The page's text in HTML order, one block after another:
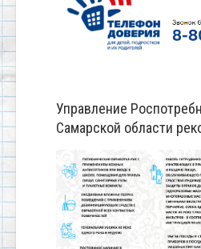
Управление
Самарской области